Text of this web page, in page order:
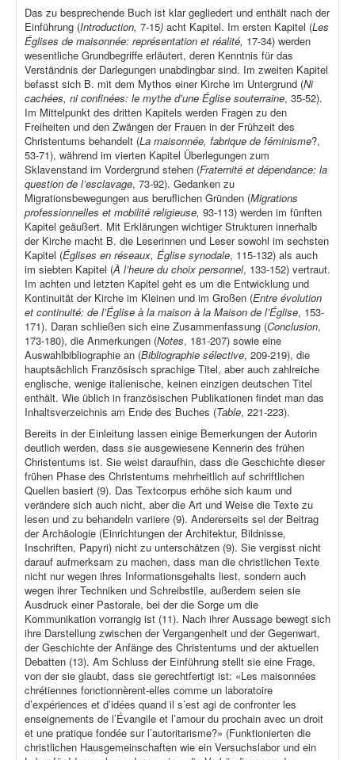
Das zu besprechende Buch ist klar gegliedert und enthält nach der
Einführung (Introduction, 7-15) acht Kapitel. Im ersten Kapitel (Les
Églises de maisonnée: représentation et réalité, 17-34) werden
wesentliche Grundbegriffe erläutert, deren Kenntnis für das
Verständnis der Darlegungen unabdingbar sind. Im zweiten Kapitel
befasst sich B. mit dem Mythos einer Kirche im Untergrund (Ni
cachées, ni confinées: le mythe d’une Église souterraine, 35-52).
Im Mittelpunkt des dritten Kapitels werden Fragen zu den
Freiheiten und den Zwängen der Frauen in der Frühzeit des
Christentums behandelt (La maisonnée, fabrique de féminisme?,
53-71), während im vierten Kapitel Überlegungen zum
Sklavenstand im Vordergrund stehen (Fraternité et dépendance: la
question de l’esclavage, 73-92). Gedanken zu
Migrationsbewegungen aus beruflichen Gründen (Migrations
professionnelles et mobilité religieuse, 93-113) werden im fünften
Kapitel geäußert. Mit Erklärungen wichtiger Strukturen innerhalb
der Kirche macht B. die Leserinnen und Leser sowohl im sechsten
Kapitel (Églises en réseaux, Église synodale, 115-132) als auch
im siebten Kapitel (À l’heure du choix personnel, 133-152) vertraut.
Im achten und letzten Kapitel geht es um die Entwicklung und
Kontinuität der Kirche im Kleinen und im Großen (Entre évolution
et continuité: de l’Église à la maison à la Maison de l’Église, 153-
171). Daran schließen sich eine Zusammenfassung (Conclusion,
173-180), die Anmerkungen (Notes, 181-207) sowie eine
Auswahlbibliographie an (Bibliographie sélective, 209-219), die
hauptsächlich Französisch sprachige Titel, aber auch zahlreiche
englische, wenige italienische, keinen einzigen deutschen Titel
enthält. Wie üblich in französischen Publikationen findet man das
Inhaltsverzeichnis am Ende des Buches (Table, 221-223).
Bereits in der Einleitung lassen einige Bemerkungen der Autorin
deutlich werden, dass sie ausgewiesene Kennerin des frühen
Christentums ist. Sie weist daraufhin, dass die Geschichte dieser
frühen Phase des Christentums mehrheitlich auf schriftlichen
Quellen basiert (9). Das Textcorpus erhöhe sich kaum und
verändere sich auch nicht, aber die Art und Weise die Texte zu
lesen und zu behandeln variiere (9). Andererseits sei der Beitrag
der Archäologie (Einrichtungen der Architektur, Bildnisse,
Inschriften, Papyri) nicht zu unterschätzen (9). Sie vergisst nicht
darauf aufmerksam zu machen, dass man die christlichen Texte
nicht nur wegen ihres Informationsgehalts liest, sondern auch
wegen ihrer Techniken und Schreibstile, außerdem seien sie
Ausdruck einer Pastorale, bei der die Sorge um die
Kommunikation vorrangig ist (11). Nach ihrer Aussage bewegt sich
ihre Darstellung zwischen der Vergangenheit und der Gegenwart,
der Geschichte der Anfänge des Christentums und der aktuellen
Debatten (13). Am Schluss der Einführung stellt sie eine Frage,
von der sie glaubt, dass sie gerechtfertigt ist: «Les maisonnées
chrétiennes fonctionnèrent-elles comme un laboratoire
d’expériences et d’idées quand il s’est agi de confronter les
enseignements de l’Évangile et l’amour du prochain avec un droit
et une pratique fondée sur l’autoritarisme?» (Funktionierten die
christlichen Hausgemeinschaften wie ein Versuchslabor und ein